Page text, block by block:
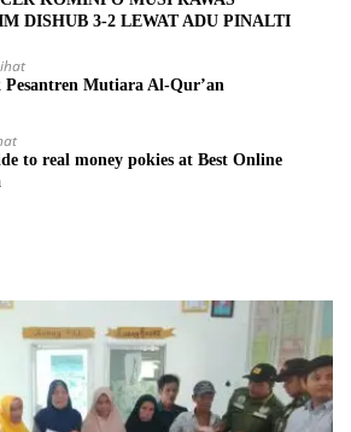
DISHUB 3-2 LEWAT ADU PINALTI
Pesantren Mutiara Al-Qur’an
to real money pokies at Best Online